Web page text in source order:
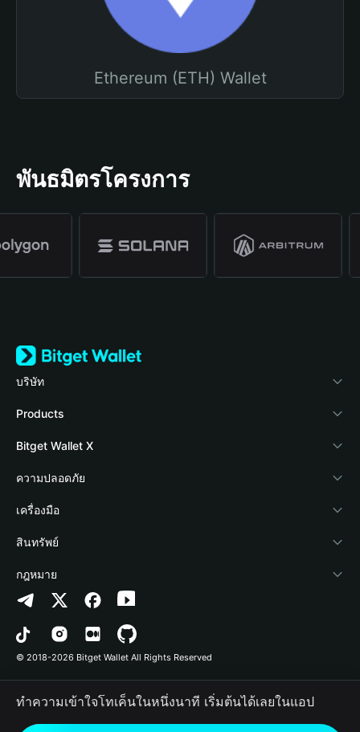
Ethereum (ETH) Wallet
พันธมิตรโครงการ
บริษัท
เกี่ยวกับ Bitget Wallet
Blog
Academy
ข่าวสารด้านคริปโต
ศูนย์ช่วยเหลือ
ติดต่อเรา
ทรัพยากรข้อมูลของแบรนด์
อาชีพ
Products
Crypto Card
Stablecoin Earn
Payfi Crypto
Crypto Swap API
Altcoin Season Index
Prediction Markets
DApp
RWA
Bitget Wallet X
นักพัฒนา
เชื่อมต่อ Wallet
Bitget Wallet Pay
ลิสต์โปรเจกต์
ความปลอดภัย
Protection Fund
เทคโนโลยีความปลอดภัย
เครื่องมือ
ซื้อคริปโต
การตรวจจับการอนุญาต
การตรวจจับสัญญา
การโอนเป็นชุด
สินทรัพย์
Arbitrum
Avalanche
Bitcoin
Polygon
กฎหมาย
นโยบายความเป็นส่วนตัว
ข้อตกลงในการใช้บริการ
© 2018-2026 Bitget Wallet All Rights Reserved
ทำความเข้าใจโทเค็นในหนึ่งนาที เริ่มต้นได้เลยในแอป